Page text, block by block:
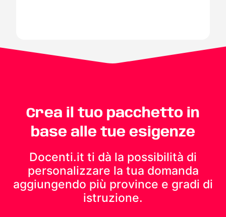
Crea il tuo pacchetto in
base alle tue esigenze
Docenti.it ti dà la possibilità di
personalizzare la tua domanda
aggiungendo più province e gradi di
istruzione.